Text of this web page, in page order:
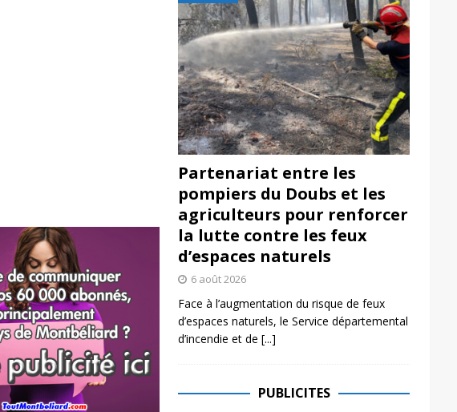
Partenariat entre les
pompiers du Doubs et les
agriculteurs pour renforcer
la lutte contre les feux
d’espaces naturels
6 août 2026
Face à l’augmentation du risque de feux
d’espaces naturels, le Service départemental
d’incendie et de [...]
PUBLICITES